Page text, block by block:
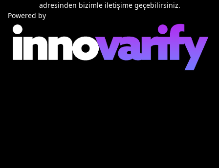
adresinden bizimle iletişime geçebilirsiniz.
Powered by